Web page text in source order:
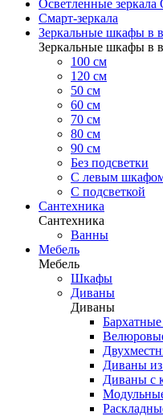
Осветленные зеркала
Смарт-зеркала
Зеркальные шкафы в
Зеркальные шкафы в
100 см
120 см
50 см
60 см
70 см
80 см
90 см
Без подсветки
С левым
С подсветкой
Сантехника
Сантехника
Ванны
Мебель
Мебель
Шкафы
Диваны
Диваны
Диваны
Диваны с